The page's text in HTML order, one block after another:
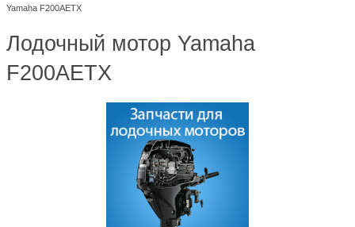
Yamaha F200AETX
Лодочный мотор Yamaha
F200AETX